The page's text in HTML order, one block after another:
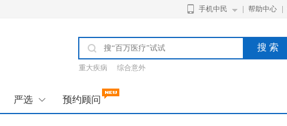
手机中民 帮助中心
搜 索
重大疾病 综合意外
严选 预约顾问